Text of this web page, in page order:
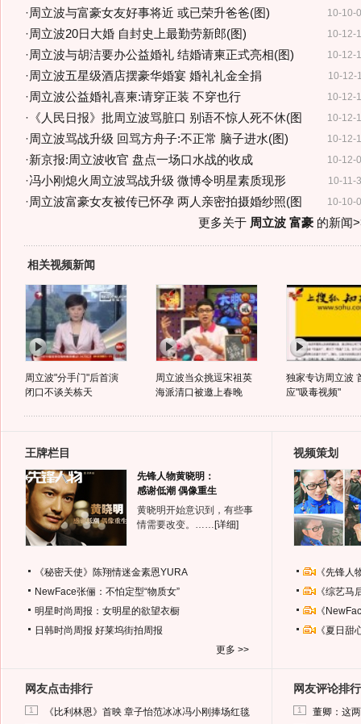
10-10-
·周立波与富豪女友好事将近 或已荣升爸爸(图)
10-12-
·周立波20日大婚 自封史上最勤劳新郎(图)
10-12-
·周立波与胡洁要办公益婚礼 结婚请柬正式亮相(图)
10-12-
·周立波五星级酒店摆豪华婚宴 婚礼礼金全捐
10-12-
·周立波公益婚礼喜柬:请穿正装 不穿也行
10-12-
· 《人民日报》批周立波骂脏口 别语不惊人死不休(图
10-12-
·周立波骂战升级 回骂方舟子:不正常 脑子进水(图)
10-12-
·新京报:周立波收官 盘点一场口水战的收成
10-11-
·冯小刚熄火周立波骂战升级 微博令明星素质现形
10-10-
·周立波富豪女友被传已怀孕 两人亲密拍摄婚纱照(图
更多关于 周立波 富豪的新闻
相关视频新闻
周立波"分手门"后首演
闭口不谈关栋天
周立波当众挑逗宋祖英
海派清口被邀上春晚
独家专访周立波
应"吸毒视频"
王牌栏目
先锋人物黄晓明：
感谢低潮 偶像重生
黄晓明开始意识到，有些事
情需要改变。…… [详细]
《秘密天使》陈翔情迷金素恩YURA
NewFace张俪：不怕定型“物质女”
明星时尚周报：女明星的欲望衣橱
日韩时尚周报 好莱坞街拍周报
更多 >>
视频策划
《先锋
《综艺
《
《夏日
网友点击排行
1 《比利林恩》首映 章子怡范冰冰冯小刚捧场红毯
网友评论排行
1 董卿：这